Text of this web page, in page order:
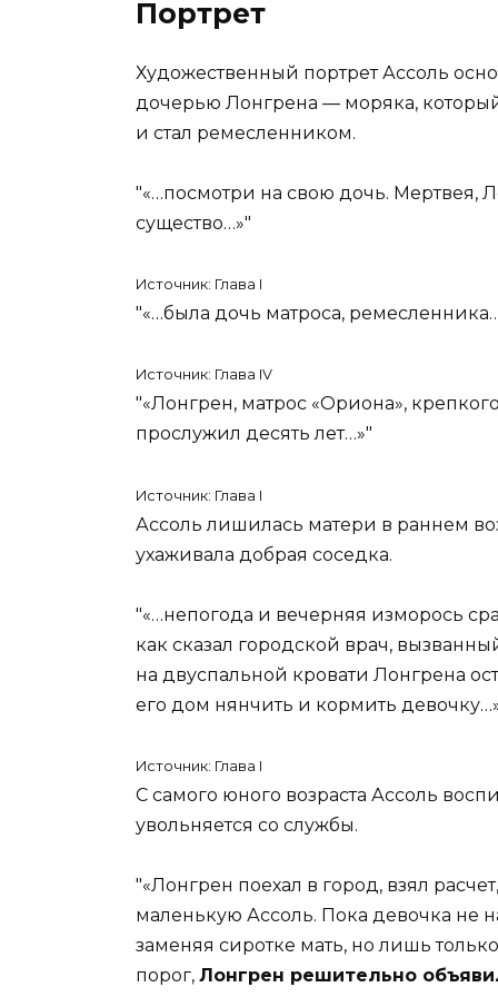
Портрет
Художественный портрет Ассоль
дочерью Лонгрена — моряка,
и стал ремесленником.
«…посмотри на свою дочь. Мертвея,
существо…»
Источник: Глава I
«…была дочь матроса,
Источник: Глава IV
«Лонгрен, матрос «Ориона»,
прослужил десять лет…»
Источник: Глава I
Ассоль лишилась матери в раннем
ухаживала добрая соседка.
«…непогода и вечерняя изморось
как сказал городской врач,
на двуспальной кровати Лонгрена
его дом нянчить и кормить
Источник: Глава I
С самого юного возраста Ассоль
увольняется со службы.
«Лонгрен поехал в город, взял
маленькую Ассоль. Пока девочка не
заменяя сиротке мать, но лишь
порог, Лонгрен решительно